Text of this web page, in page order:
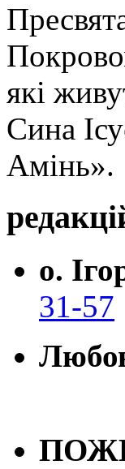
які
Сина
Амінь».
о.
31-57